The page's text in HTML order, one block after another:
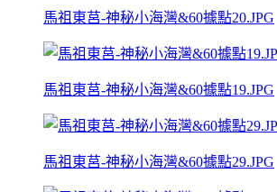
馬祖東莒-神秘小海灣&60據點20.JPG
馬祖東莒-神秘小海灣&60據點19.JPG
馬祖東莒-神秘小海灣&60據點29.JPG